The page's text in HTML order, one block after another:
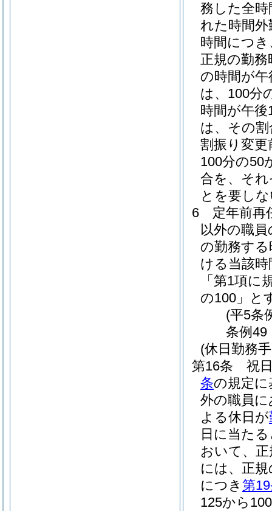
務した全
れた時間
時間につき
正規の勤
の時間が
は、100分
時間が午
は、その
割振り変
100分の50
合を、そ
とを要し
6
定年前再
以外の職
の勤務す
ける当該
「第1項
の100」と
(平5条
条例49
(休日勤務
第16条
祝
条の規定
外の職員
よる休日が
日に当た
おいて、
には、正
につき 第
125から